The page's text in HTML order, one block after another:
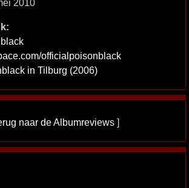
2010
officialpoisonblack
in Tilburg (2006)
naar de Albumreviews ]